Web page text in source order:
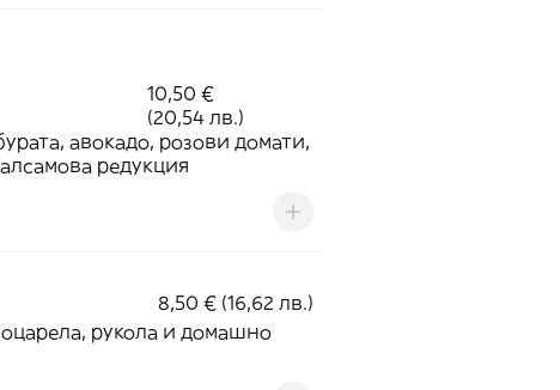
10,50 €
(20,54 лв.)
авокадо, розови домати,
редукция
8,50 € (16,62 лв.)
рукола и домашно